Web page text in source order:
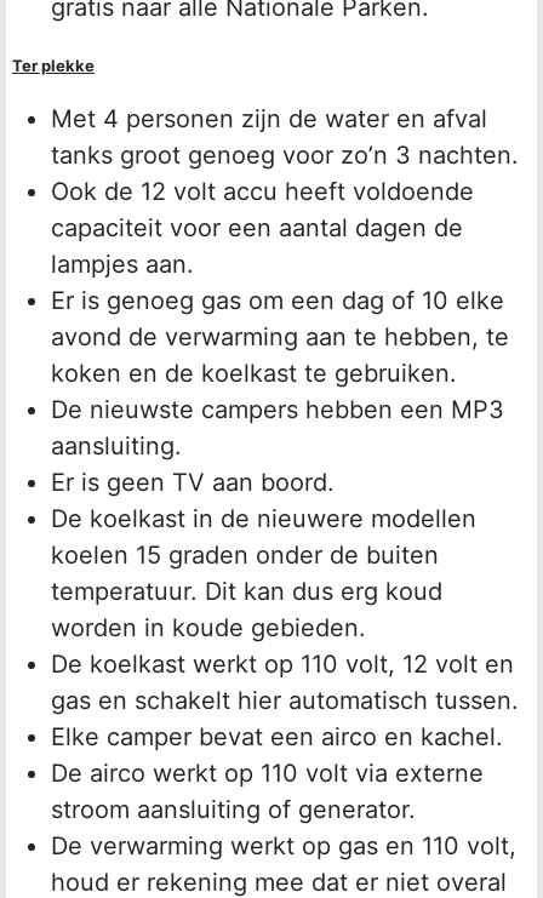
gratis naar alle Nationale Parken.
Ter plekke
Met 4 personen zijn de water en afval
tanks groot genoeg voor zo’n 3 nachten.
Ook de 12 volt accu heeft voldoende
capaciteit voor een aantal dagen de
lampjes aan.
Er is genoeg gas om een dag of 10 elke
avond de verwarming aan te hebben, te
koken en de koelkast te gebruiken.
De nieuwste campers hebben een MP3
aansluiting.
Er is geen TV aan boord.
De koelkast in de nieuwere modellen
koelen 15 graden onder de buiten
temperatuur. Dit kan dus erg koud
worden in koude gebieden.
De koelkast werkt op 110 volt, 12 volt en
gas en schakelt hier automatisch tussen.
Elke camper bevat een airco en kachel.
De airco werkt op 110 volt via externe
stroom aansluiting of generator.
De verwarming werkt op gas en 110 volt,
houd er rekening mee dat er niet overal